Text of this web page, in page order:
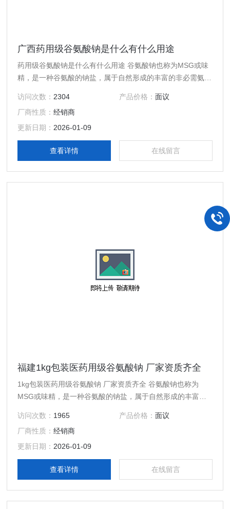
广西药用级谷氨酸钠是什么有什么用途
药用级谷氨酸钠是什么有什么用途 谷氨酸钠也称为MSG或味
精，是一种谷氨酸的钠盐，属于自然形成的丰富的非必需氨基
142-47-2 缩写：MS 化学式 ：C5H8NNaO4
访问次数： 2304 产品价格： 面议
厂商性质：经销商
更新日期： 2026-01-09
查看详情 在线留言
福建1kg包装医药用级谷氨酸钠 厂家资质齐全
1kg包装医药用级谷氨酸钠 厂家资质齐全 谷氨酸钠也称为
MSG或味精，是一种谷氨酸的钠盐，属于自然形成的丰富的
登录号：142-47-2 缩写：MS 化学式 ：C5H8NNaO4
访问次数： 1965 产品价格： 面议
厂商性质：经销商
更新日期： 2026-01-09
查看详情 在线留言